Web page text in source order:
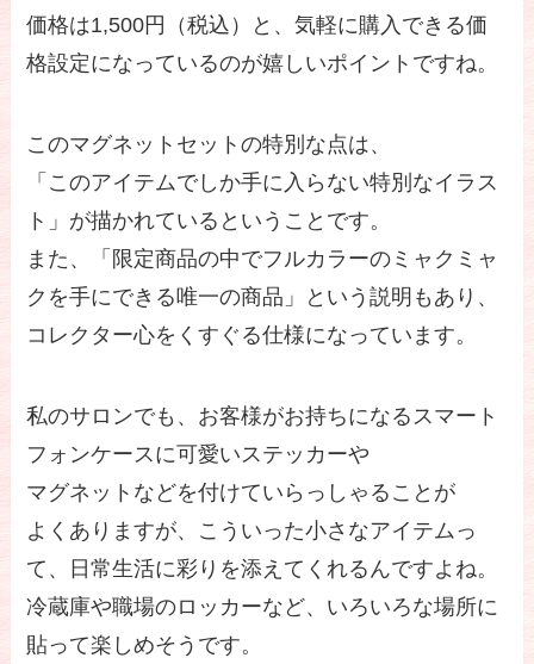
価格は1,500円（税込）と、気軽に購入できる価
格設定になっているのが嬉しいポイントですね。
このマグネットセットの特別な点は、
「このアイテムでしか手に入らない特別なイラス
ト」が描かれているということです。
また、「限定商品の中でフルカラーのミャクミャ
クを手にできる唯一の商品」という説明もあり、
コレクター心をくすぐる仕様になっています。
私のサロンでも、お客様がお持ちになるスマート
フォンケースに可愛いステッカーや
マグネットなどを付けていらっしゃることが
よくありますが、こういった小さなアイテムっ
て、日常生活に彩りを添えてくれるんですよね。
冷蔵庫や職場のロッカーなど、いろいろな場所に
貼って楽しめそうです。